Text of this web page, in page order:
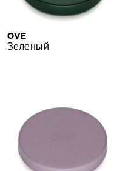
OVE
Зеленый